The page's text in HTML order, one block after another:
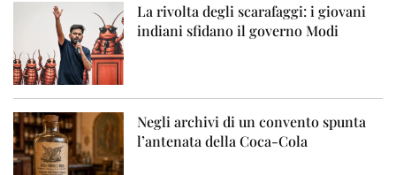
La rivolta degli scarafaggi: i giovani
indiani sfidano il governo Modi
Negli archivi di un convento spunta
l’antenata della Coca-Cola